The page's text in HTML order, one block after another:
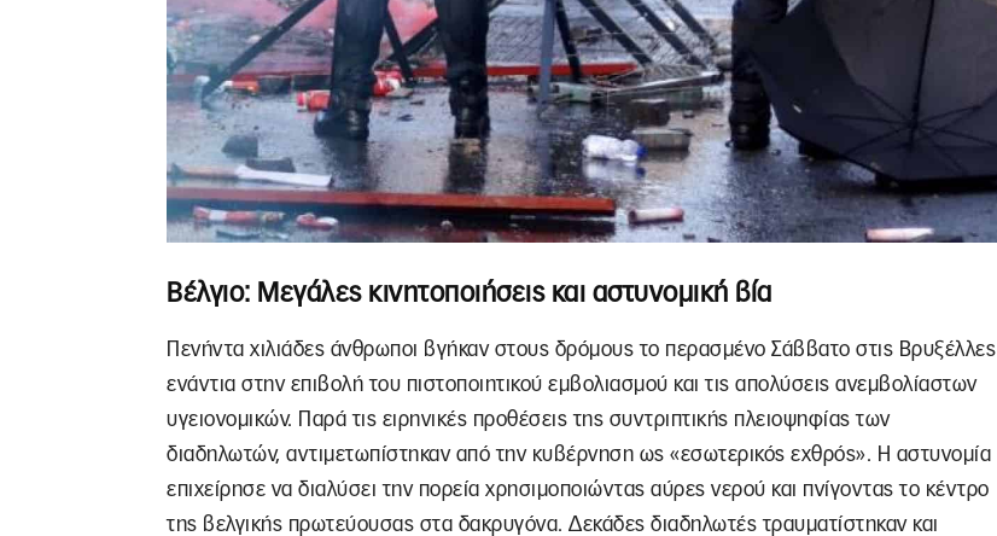
Βέλγιο: Μεγάλες κινητοποιήσεις και αστυνομική βία
Πενήντα χιλιάδες άνθρωποι βγήκαν στους δρόμους το περασμένο Σάββατο στις Βρυξέλλες
ενάντια στην επιβολή του πιστοποιητικού εμβολιασμού και τις απολύσεις ανεμβολίαστων
υγειονομικών. Παρά τις ειρηνικές προθέσεις της συντριπτικής πλειοψηφίας των
διαδηλωτών, αντιμετωπίστηκαν από την κυβέρνηση ως «εσωτερικός εχθρός». Η αστυνομία
επιχείρησε να διαλύσει την πορεία χρησιμοποιώντας αύρες νερού και πνίγοντας το κέντρο
της βελγικής πρωτεύουσας στα δακρυγόνα. Δεκάδες διαδηλωτές τραυματίστηκαν και